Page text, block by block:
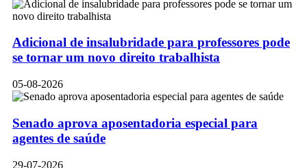
Adicional de insalubridade para professores pode
se tornar um novo direito trabalhista
05-08-2026
Senado aprova aposentadoria especial para
agentes de saúde
29-07-2026